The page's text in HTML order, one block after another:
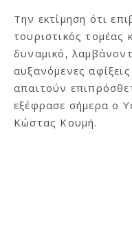
Την εκτίμηση ότι
τουριστικός τομέας
δυναμικό,
αυξανόμενες
απαιτούν
εξέφρασε σήμερα ο
Κώστας Κουμή.